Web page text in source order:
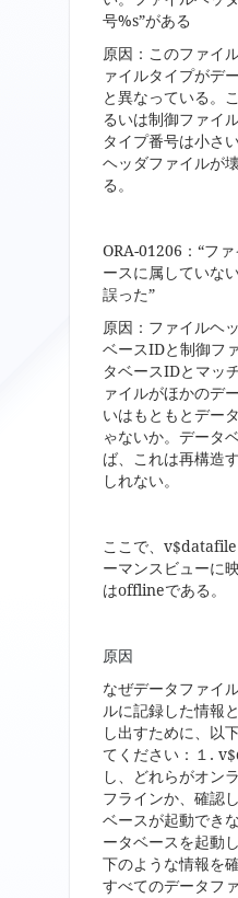
号%s”がある
原因：このファイ
ァイルタイプがデ
と異なっている。
るいは制御ファイ
タイプ番号は小さ
ヘッダファイルが
る。
ORA-01206：“フ
ースに属していな
誤った”
原因：ファイルヘ
ベースIDと制御フ
タベースIDとマッ
ァイルがほかのデ
いはもともとデー
ゃないか。データ
ば、これは再構造
しれない。
ここで、
ーマンスビューに
はofflineである。
原因
なぜデータファイ
ルに記録した情報
し出すために、以
てください：１.
し、どれらがオン
フラインか、確認
ベースが起動でき
ータベースを起動
下のような情報を
すべてのデータフ